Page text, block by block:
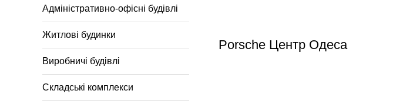
Адміністративно-офісні будівлі
Житлові будинки
Виробничі будівлі
Складські комплекси
Porsche Центр Одеса